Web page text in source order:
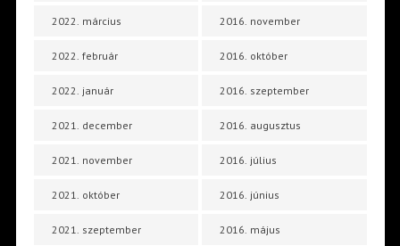
2022. március
2022. február
2022. január
2021. december
2021. november
2021. október
2021. szeptember
2016. november
2016. október
2016. szeptember
2016. augusztus
2016. július
2016. június
2016. május